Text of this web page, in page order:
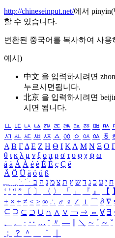
http://chineseinput.net/에서
할 수 있습니다.
변환된 중국어를 복사하여 사용
예시)
中文 을 입력하시려면
누르시면됩니다.
北京 을 입력하시려면
시면 됩니다.
ㅥ ㅦ ㅧ ㅨ ㅩ ㅪ ㅫ ㅬ ㅭ ㅮ ㅯ
ㅺ ㅻ ㅼ ㅽ ㅾ ㅿ ㆀ ㆁ ㆂ ㆃ ㆄ
Α Β ΓΔ Ε Ζ Η Θ Ι ΚΛ Μ Ν Ξ Ο
θ ι κ λ μ ν ξ ο π ρ σ τ υ φ χ ψ ω
á à Á À é è É È ç Ç ê
Ä Ö Ü ä ö ü ß
ִֶֹ ֻּ ׁׂ ח י ע כ ג ד ש ץ ת צ מ נ ה ב
‘ ’ “ ” 〔 〕 〈 〉 「 」 『 』 【
± × ÷ ≠ ≤ ≥ ∞ ∴ ♂ ♀ ∠ ⊥ ⌒ ∂ ∇
⊆ ⊇ ⊂ ⊃ ∪ ∩ ∧ ∨ ￢ ⇒ ⇔ ∀ ∃
、
。 · ‥ … ¨ 〃 ― ＼ ∼ ´ ～ ˇ
；
？ ＾ ｀